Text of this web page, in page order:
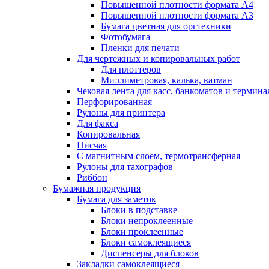
Повышенной плотности формата А4
Повышенной плотности формата А3
Бумага цветная для оргтехники
Фотобумага
Пленки для печати
Для чертежных и копировальных работ
Для плоттеров
Миллиметровая, калька, ватман
Чековая лента для касс, банкоматов и
Перфорированная
Рулоны для принтера
Для факса
Копировальная
Писчая
С магнитным слоем, термотрансферная
Рулоны для тахографов
Риббон
Бумажная продукция
Бумага для заметок
Блоки в подставке
Блоки непроклеенные
Блоки проклеенные
Блоки самоклеящиеся
Диспенсеры для блоков
Закладки самоклеящиеся